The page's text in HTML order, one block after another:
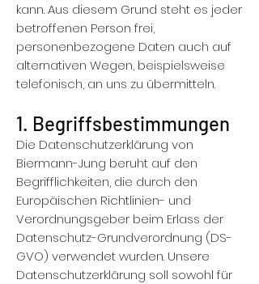
kann. Aus diesem Grund steht es jeder
betroffenen Person frei,
personenbezogene Daten auch auf
alternativen Wegen, beispielsweise
telefonisch, an uns zu übermitteln.
1. Begriffsbestimmungen
Die Datenschutzerklärung von
Biermann-Jung beruht auf den
Begrifflichkeiten, die durch den
Europäischen Richtlinien- und
Verordnungsgeber beim Erlass der
Datenschutz-Grundverordnung (DS-
GVO) verwendet wurden. Unsere
Datenschutzerklärung soll sowohl für